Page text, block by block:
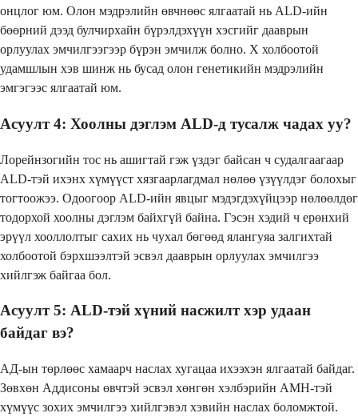
онцлог юм. Олон мэдрэлийн өвчнөөс ялгаатай нь ALD-ийн
бөөрний дээд булчирхайн бүрэлдэхүүн хэсгийг дааврын
орлуулах эмчилгээгээр бүрэн эмчилж болно. X холбоотой
удамшлын хэв шинж нь бусад олон генетикийн мэдрэлийн
эмгэгээс ялгаатай юм.
Асуулт 4: Хоолны дэглэм ALD-д тусалж чадах уу?
Лорейнзогийн тос нь ашигтай гэж үздэг байсан ч судалгаагаар
ALD-тэй ихэнх хүмүүст хязгаарлагдмал нөлөө үзүүлдэг болохыг
тогтоожээ. Одоогоор ALD-ийн явцыг мэдэгдэхүйцээр нөлөөлдөг
тодорхой хоолны дэглэм байхгүй байна. Гэсэн хэдий ч ерөнхий
эрүүл хооллолтыг сахих нь чухал бөгөөд ялангуяа залгихтай
холбоотой бэрхшээлтэй эсвэл дааврын орлуулах эмчилгээ
хийлгэж байгаа бол.
Асуулт 5: ALD-тэй хүний ​​насжилт хэр удаан
байдаг вэ?
АД-ын төрлөөс хамаарч наслах хугацаа ихээхэн ялгаатай байдаг.
Зөвхөн Аддисоны өвчтэй эсвэл хөнгөн хэлбэрийн АМН-тэй
хүмүүс зохих эмчилгээ хийлгэвэл хэвийн наслах боломжтой.